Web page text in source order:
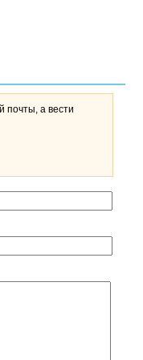
почты, а вести